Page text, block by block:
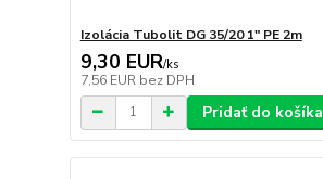
Izolácia Tubolit DG 35/20 1" PE 2m
9,30 EUR/ks
7,56 EUR bez DPH
Pridať do košíka